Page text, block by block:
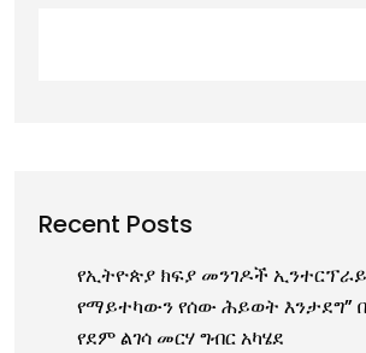
Recent Posts
የኢትዮጵያ ክፍያ መንገዶች
የማይተካውን የሰው ሕይወት እንታደግ”
የደም ልገሳ መርሃ ግብር አካሄደ